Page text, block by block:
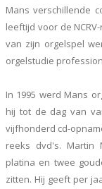
Mans verschillende
leeftijd voor de
van zijn orgelspel
orgelstudie
In 1995 werd Mans
hij tot de dag van
vijfhonderd cd-
reeks dvd's. Martin
platina en twee
zitten. Hij geeft per